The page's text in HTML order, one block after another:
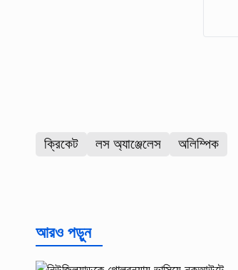
ক্রিকেট লস অ্যাঞ্জেলেস অলিম্পিক
আরও পড়ুন